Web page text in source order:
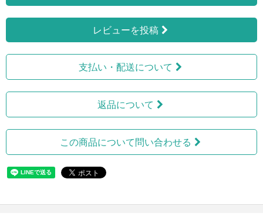
レビューを投稿
支払い・配送について
返品について
この商品について問い合わせる